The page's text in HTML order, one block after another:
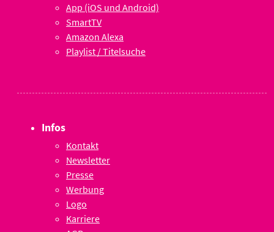
App (iOS und Android)
SmartTV
Amazon Alexa
Playlist / Titelsuche
Infos
Kontakt
Newsletter
Presse
Werbung
Logo
Karriere